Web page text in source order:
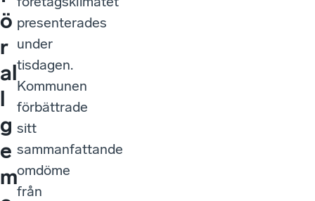
ö
r
al
l
g
e
m
presenterades
under
tisdagen.
Kommunen
förbättrade
sitt
sammanfattande
omdöme
från